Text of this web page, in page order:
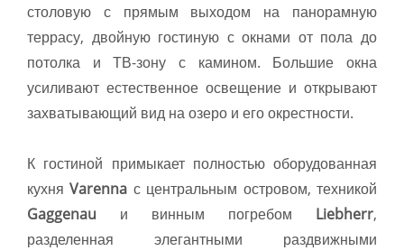
столовую с прямым выходом на панорамную
террасу, двойную гостиную с окнами от пола до
потолка и ТВ-зону с камином. Большие окна
усиливают естественное освещение и открывают
захватывающий вид на озеро и его окрестности.
К гостиной примыкает полностью оборудованная
кухняVarenna с центральным островом, техникой
Gaggenau и винным погребом Liebherr,
разделенная элегантными раздвижными